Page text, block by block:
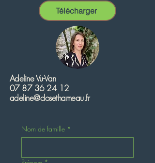
Télécharger
Adeline Vu-Van
07 87 36 24 12
adeline@closethameau.fr
Nom de famille *